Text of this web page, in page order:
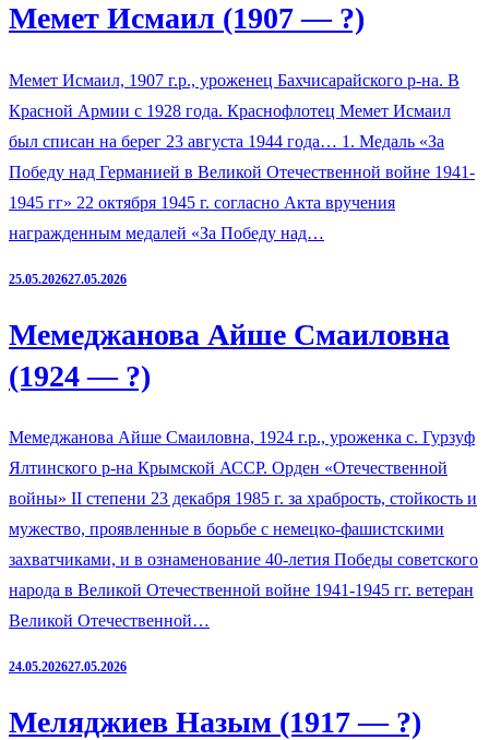
Мемет Исмаил (1907 — ?)
Мемет Исмаил, 1907 г.р., уроженец Бахчисарайского р-на. В
Красной Армии с 1928 года. Краснофлотец Мемет Исмаил
был списан на берег 23 августа 1944 года… 1. Медаль «За
Победу над Германией в Великой Отечественной войне 1941-
1945 гг» 22 октября 1945 г. согласно Акта вручения
награжденным медалей «За Победу над…
25.05.202627.05.2026
Мемеджанова Айше Смаиловна
(1924 — ?)
Мемеджанова Айше Смаиловна, 1924 г.р., уроженка с. Гурзуф
Ялтинского р-на Крымской АССР. Орден «Отечественной
войны» II степени 23 декабря 1985 г. за храбрость, стойкость и
мужество, проявленные в борьбе с немецко-фашистскими
захватчиками, и в ознаменование 40-летия Победы советского
народа в Великой Отечественной войне 1941-1945 гг. ветеран
Великой Отечественной…
24.05.202627.05.2026
Меляджиев Назым (1917 — ?)